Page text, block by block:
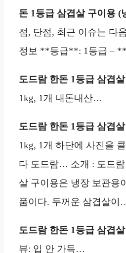
돈 1등급 삼겹살 구이용 (
점, 단점, 최근 이슈는 다
정보 **등급**: 1등급 –
도드람 한돈 1등급 삼겹
1kg, 1개 내돈내산…
도드람 한돈 1등급 삼겹
1kg, 1개 하단에 사진을
다 도드람… 소개 : 도드람
살 구이용은 냉장 보관용
품이다. 두꺼운 삼겹살이
도드람 한돈 1등급 삼겹
뷰: 입 안 가득…